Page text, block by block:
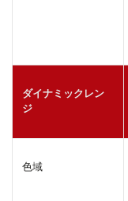
ダイナミックレン
ジ
色域